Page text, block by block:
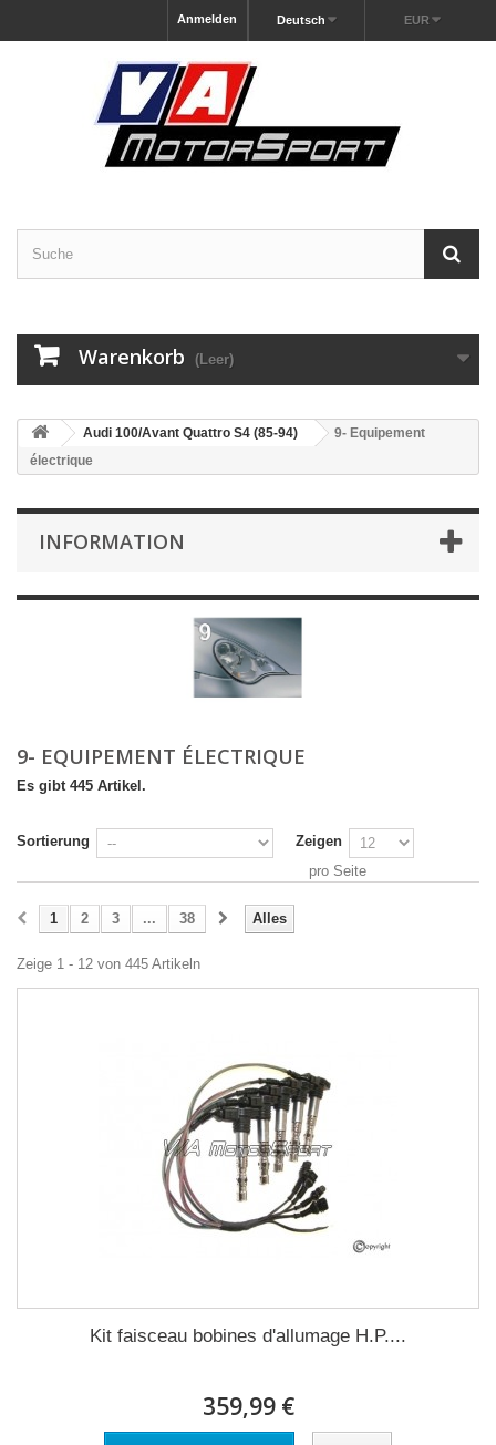
EUR
Deutsch
Anmelden
Warenkorb (Leer)
Audi 100/Avant Quattro S4 (85-94)
9- Equipement
électrique
INFORMATION
9- EQUIPEMENT ÉLECTRIQUE
Es gibt 445 Artikel.
Sortierung
Zeigen
pro Seite
Alles
1 2 3 ... 38
Zeige 1 - 12 von 445 Artikeln
Kit faisceau bobines d'allumage H.P....
359,99 €